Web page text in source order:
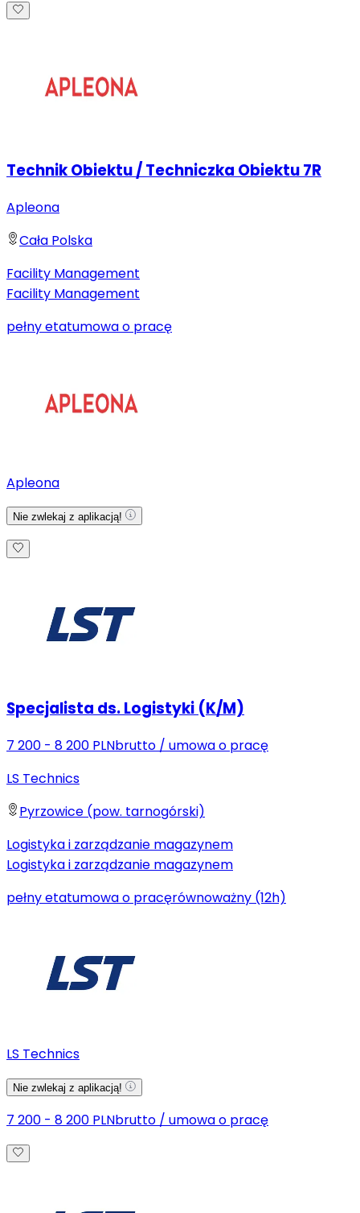
Technik Obiektu / Techniczka Obiektu 7R
Apleona
Cała Polska
Facility Management
Facility Management
pełny etatumowa o pracę
Apleona
Nie zwlekaj z aplikacją!
Specjalista ds. Logistyki (K/M)
7 200 - 8 200 PLNbrutto / umowa o pracę
LS Technics
Pyrzowice (pow. tarnogórski)
Logistyka i zarządzanie magazynem
Logistyka i zarządzanie magazynem
pełny etatumowa o pracęrównoważny (12h)
LS Technics
Nie zwlekaj z aplikacją!
7 200 - 8 200 PLNbrutto / umowa o pracę